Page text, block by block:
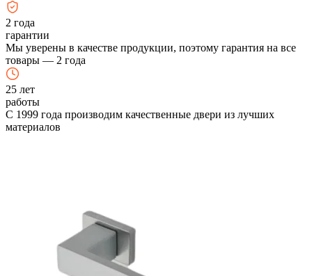
2 года
гарантии
Мы уверены в качестве продукции, поэтому гарантия на все
товары — 2 года
25 лет
работы
С 1999 года производим качественные двери из лучших
материалов